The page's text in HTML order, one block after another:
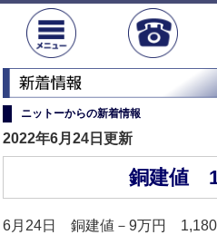
ニットーからの新着情報
2022年6月24日更新
銅建値
6月24日 銅建値－9万円 1,180